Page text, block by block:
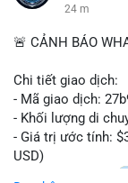
24 m
🚨 CẢNH BÁO
Chi tiết giao dịch:
- Mã giao dịch:
- Khối lượng di
- Giá trị ước tính:
USD)
- Thời gian: 10:20